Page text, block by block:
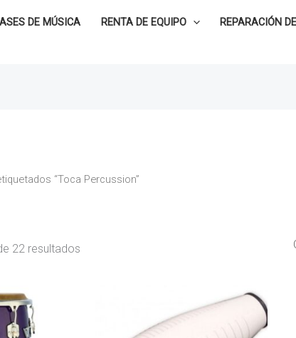
DE MÚSICA RENTA DE EQUIPO
REPARACIÓN
“Toca Percussion”
22 resultados